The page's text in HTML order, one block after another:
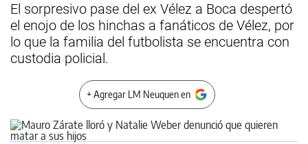
El sorpresivo pase del ex Vélez a Boca despertó
el enojo de los hinchas a fanáticos de Vélez, por
lo que la familia del futbolista se encuentra con
custodia policial.
+ Agregar LM Neuquen en